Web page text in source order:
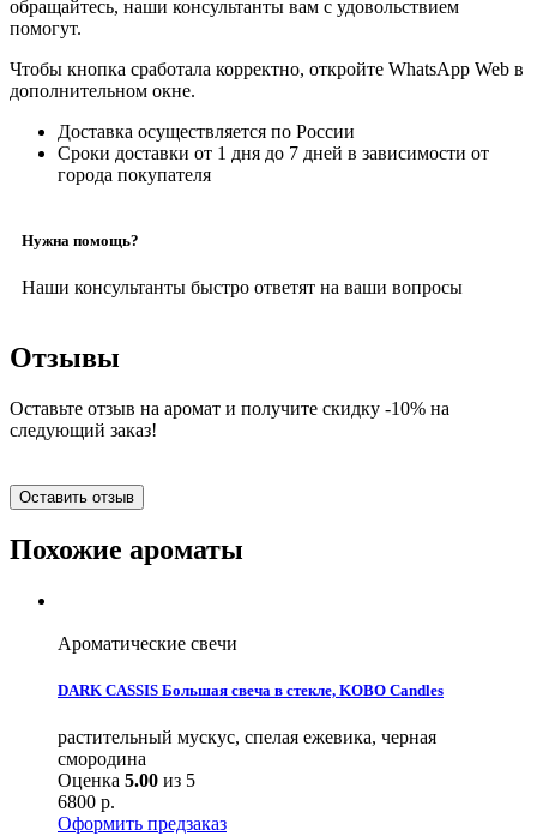
обращайтесь, наши консультанты вам с удовольствием
помогут.
Чтобы кнопка сработала корректно, откройте WhatsApp Web в
дополнительном окне.
Доставка осуществляется по России
Сроки доставки от 1 дня до 7 дней в зависимости от
города покупателя
Нужна помощь?
Наши консультанты быстро ответят на ваши вопросы
Отзывы
Оставьте отзыв на аромат и получите скидку -10% на
следующий заказ!
Оставить отзыв
Похожие ароматы
Ароматические свечи
DARK CASSIS Большая свеча в стекле, KOBO Candles
растительный мускус, спелая ежевика, черная
смородина
Оценка 5.00 из 5
6800 р.
Оформить предзаказ